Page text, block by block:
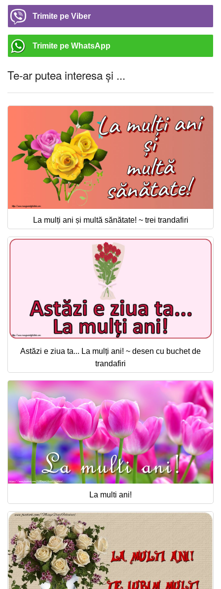
Trimite pe Viber
Trimite pe WhatsApp
Te-ar putea interesa și ...
La mulți ani și multă sănătate! ~ trei trandafiri
Astăzi e ziua ta... La mulți ani! ~ desen cu buchet de
trandafiri
La multi ani!